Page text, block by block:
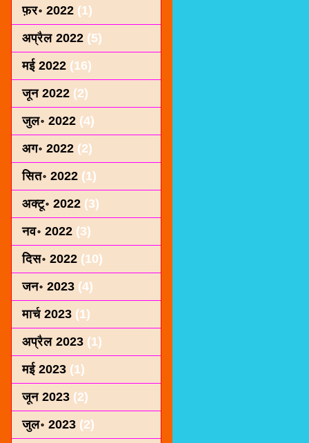
फ़र॰ 2022 (1)
अप्रैल 2022 (5)
मई 2022 (16)
जून 2022 (2)
जुल॰ 2022 (4)
अग॰ 2022 (2)
सित॰ 2022 (1)
अक्टू॰ 2022 (3)
नव॰ 2022 (3)
दिस॰ 2022 (10)
जन॰ 2023 (4)
मार्च 2023 (1)
अप्रैल 2023 (1)
मई 2023 (1)
जून 2023 (2)
जुल॰ 2023 (2)